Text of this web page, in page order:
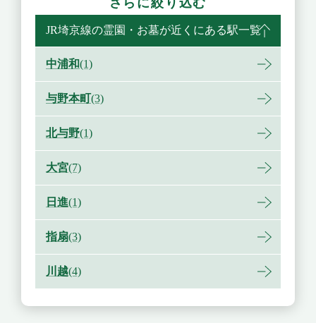
JR埼京線の霊園・お墓が近くにある駅一覧
中浦和(1)
与野本町(3)
北与野(1)
大宮(7)
日進(1)
指扇(3)
川越(4)